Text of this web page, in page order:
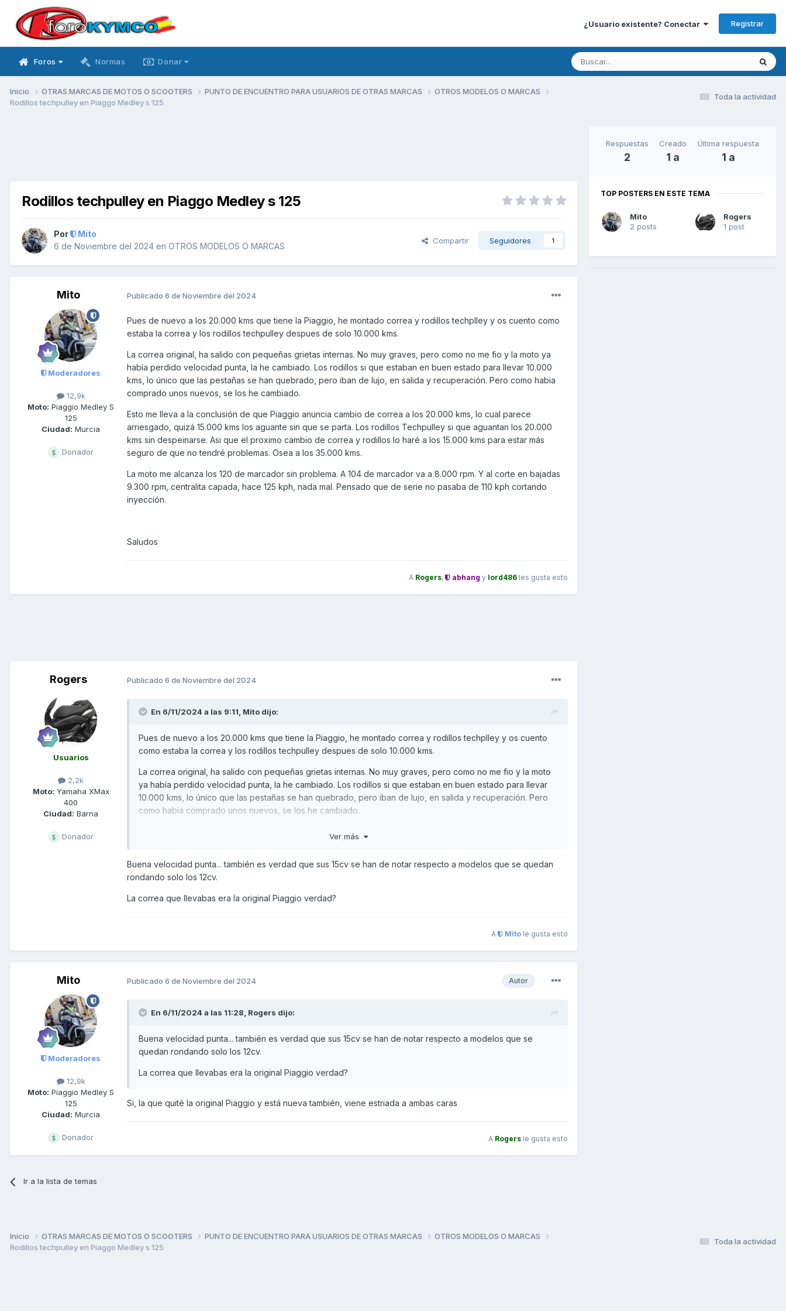
¿Usuario existente? Conectar Registrar
Foros Normas Donar
Toda la actividad
Inicio OTRAS MARCAS DE MOTOS O SCOOTERS PUNTO DE ENCUENTRO PARA USUARIOS DE OTRAS MARCAS
OTROS MODELOS O MARCAS
Rodillos techpulley en Piaggo Medley s 125
Rodillos techpulley en Piaggo Medley s 125
Por
Mito
6 de Noviembre del 2024 en OTROS MODELOS O MARCAS
Compartir Seguidores 1
Mito
Moderadores
12,9k
Moto: Piaggio Medley S
125
Ciudad: Murcia
Donador
Publicado 6 de Noviembre del 2024
Pues de nuevo a los 20.000 kms que tiene la Piaggio, he montado correa y rodillos techplley y os cuento como
estaba la correa y los rodillos techpulley despues de solo 10.000 kms.
La correa original, ha salido con pequeñas grietas internas. No muy graves, pero como no me fio y la moto ya
había perdido velocidad punta, la he cambiado. Los rodillos si que estaban en buen estado para llevar 10.000
kms, lo único que las pestañas se han quebrado, pero iban de lujo, en salida y recuperación. Pero como habia
comprado unos nuevos, se los he cambiado.
Esto me lleva a la conclusión de que Piaggio anuncia cambio de correa a los 20.000 kms, lo cual parece
arriesgado, quizá 15.000 kms los aguante sin que se parta. Los rodillos Techpulley si que aguantan los 20.000
kms sin despeinarse. Asi que el proximo cambio de correa y rodillos lo haré a los 15.000 kms para estar más
seguro de que no tendré problemas. Osea a los 35.000 kms.
La moto me alcanza los 120 de marcador sin problema. A 104 de marcador va a 8.000 rpm. Y al corte en bajadas
9.300 rpm, centralita capada, hace 125 kph, nada mal. Pensado que de serie no pasaba de 110 kph cortando
inyección.
Saludos
A Rogers, abhang y lord486 les gusta esto
Rogers
Usuarios
2,2k
Moto: Yamaha XMax
400
Ciudad: Barna
Donador
Publicado 6 de Noviembre del 2024
En 6/11/2024 a las 9:11, Mito dijo:
Pues de nuevo a los 20.000 kms que tiene la Piaggio, he montado correa y rodillos techplley y os cuento
como estaba la correa y los rodillos techpulley despues de solo 10.000 kms.
La correa original, ha salido con pequeñas grietas internas. No muy graves, pero como no me fio y la moto
ya había perdido velocidad punta, la he cambiado. Los rodillos si que estaban en buen estado para llevar
10.000 kms, lo único que las pestañas se han quebrado, pero iban de lujo, en salida y recuperación. Pero
como habia comprado unos nuevos, se los he cambiado.
Esto me lleva a la conclusión de que Piaggio anuncia cambio de correa a los 20.000 kms, lo cual parece
estar más seguro de que no tendré problemas. Osea a los 35.000 kms.
bajadas 9.300 rpm, centralita capada, hace 125 kph, nada mal. Pensado que de serie no pasaba de 110 kph
Ver más
Buena velocidad punta... también es verdad que sus 15cv se han de notar respecto a modelos que se quedan
rondando solo los 12cv.
La correa que llevabas era la original Piaggio verdad?
A Mito le gusta esto
Mito
Moderadores
12,9k
Moto: Piaggio Medley S
125
Ciudad: Murcia
Donador
Autor
Publicado 6 de Noviembre del 2024
En 6/11/2024 a las 11:28, Rogers dijo:
Buena velocidad punta... también es verdad que sus 15cv se han de notar respecto a modelos que se
quedan rondando solo los 12cv.
La correa que llevabas era la original Piaggio verdad?
Si, la que quité la original Piaggio y está nueva también, viene estriada a ambas caras
A Rogers le gusta esto
Ir a la lista de temas
Respuestas
2
Creado
1 a
Última respuesta
1 a
TOP POSTERS EN ESTE TEMA
Mito
2 posts
Rogers
1 post
Toda la actividad
Inicio OTRAS MARCAS DE MOTOS O SCOOTERS PUNTO DE ENCUENTRO PARA USUARIOS DE OTRAS MARCAS
OTROS MODELOS O MARCAS
Rodillos techpulley en Piaggo Medley s 125